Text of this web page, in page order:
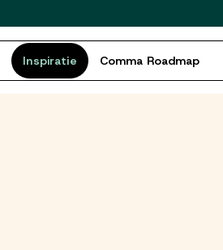
Inspiratie Comma Roadmap